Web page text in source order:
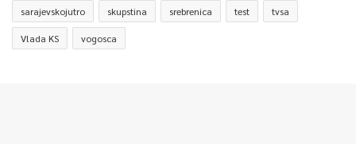
sarajevskojutro skupstina srebrenica test tvsa
Vlada KS vogosca